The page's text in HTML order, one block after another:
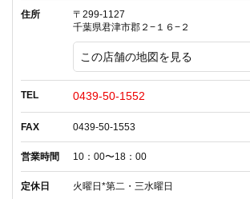
住所
〒299-1127
千葉県君津市郡２−１６−２
この店舗の地図を見る
TEL 0439-50-1552
FAX 0439-50-1553
営業時間 10：00〜18：00
定休日 火曜日*第二・三水曜日